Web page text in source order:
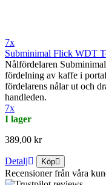
7x
Subminimal Flick WDT
Nålfördelaren
fördelning av kaffe i
fördelarens nålar ut och
handleden.
7x
I lager
389,00 kr
Detalj Köp
Recensioner från våra